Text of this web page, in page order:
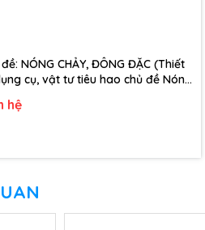
NÓNG CHẢY, ĐÔNG ĐẶC (Thiết
cụ, vật tư tiêu hao chủ đề Nóng
hệ